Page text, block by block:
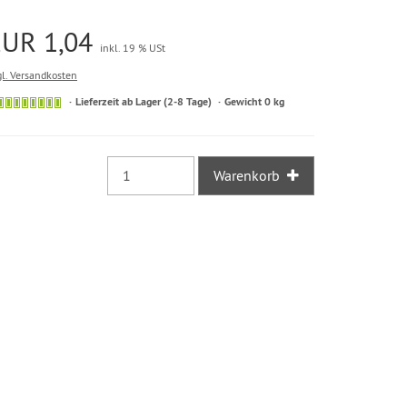
1,04 inkl. 19 % USt
Versandkosten
Sofort
Lieferzeit ab Lager (2-8 Tage) Gewicht 0 kg
Warenkorb